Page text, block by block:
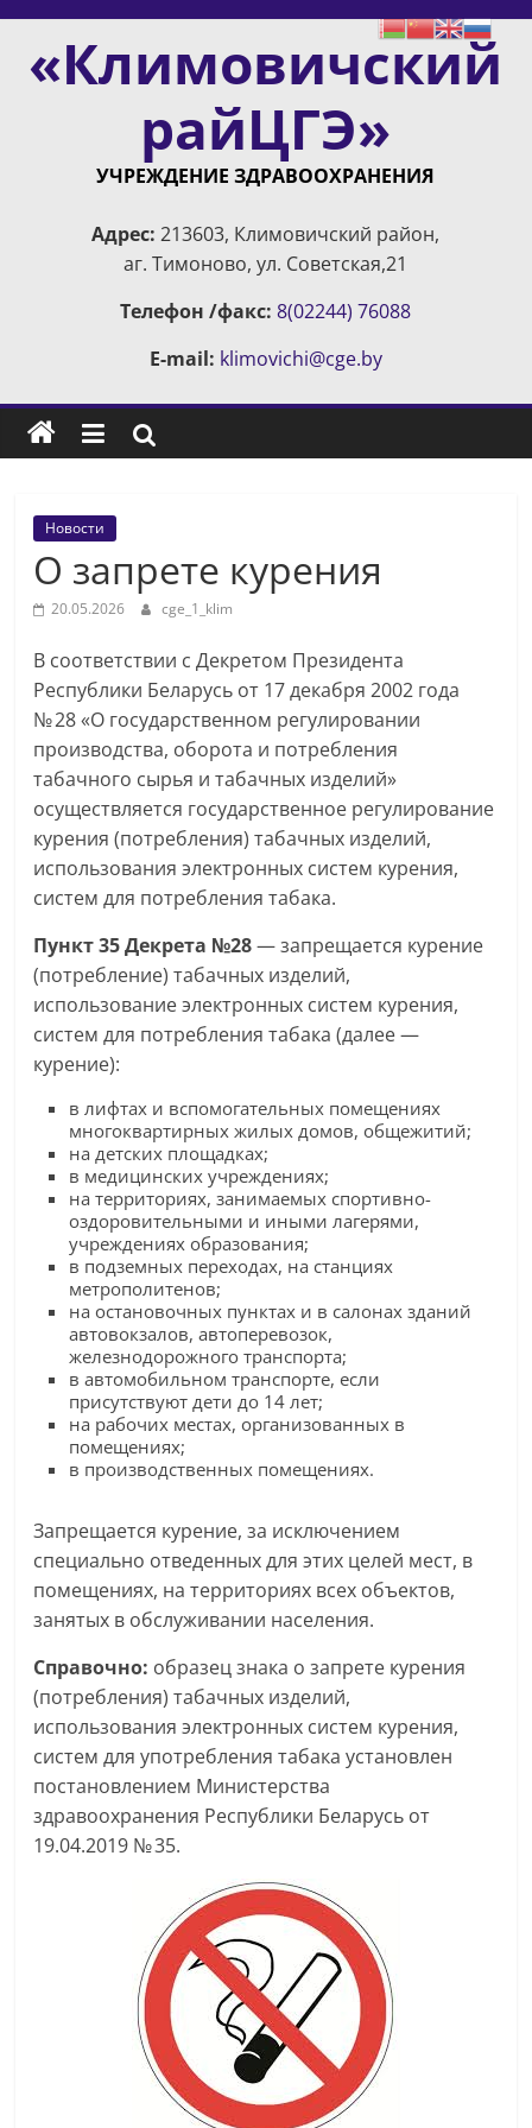
Skip
content«Климовичский
райЦГЭ»
УЧРЕЖДЕНИЕ ЗДРАВООХРАНЕНИЯ
Адрес: 213603, Климовичский район,
аг. Тимоново, ул. Советская,21
Телефон /факс:8(02244) 76088
E-mail: klimovichi@cge.by
Новости
О запрете курения
20.05.2026 cge_1_klim
В соответствии с Декретом Президента
Республики Беларусь от 17 декабря 2002 года
№ 28 «О государственном регулировании
производства, оборота и потребления
табачного сырья и табачных изделий»
осуществляется государственное регулирование
курения (потребления) табачных изделий,
использования электронных систем курения,
систем для потребления табака.
Пункт 35 Декрета №28— запрещается курение
(потребление) табачных изделий,
использование электронных систем курения,
систем для потребления табака (далее —
курение):
в лифтах и вспомогательных помещениях
многоквартирных жилых домов, общежитий;
на детских площадках;
в медицинских учреждениях;
на территориях, занимаемых спортивно-
оздоровительными и иными лагерями,
учреждениях образования;
в подземных переходах, на станциях
метрополитенов;
на остановочных пунктах и в салонах зданий
автовокзалов, автоперевозок,
железнодорожного транспорта;
в автомобильном транспорте, если
присутствуют дети до 14 лет;
на рабочих местах, организованных в
помещениях;
в производственных помещениях.
Запрещается курение, за исключением
специально отведенных для этих целей мест, в
помещениях, на территориях всех объектов,
занятых в обслуживании населения.
Справочно: образец знака о запрете курения
(потребления) табачных изделий,
использования электронных систем курения,
систем для употребления табака установлен
постановлением Министерства
здравоохранения Республики Беларусь от
19.04.2019 № 35.